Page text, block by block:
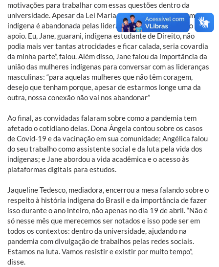
motivações para trabalhar com essas questões dentro da
universidade. Apesar da Lei Maria da Penha nos incluir, a mulher
indígena é abandonada pelas lideranças, pelo Estado e não tem
apoio. Eu, Jane, guarani, indígena estudante de Direito, não
podia mais ver tantas atrocidades e ficar calada, seria covardia
da minha parte”, falou. Além disso, Jane falou da importância da
união das mulheres indígenas para conversar com as lideranças
masculinas: “para aquelas mulheres que não têm coragem,
desejo que tenham porque, apesar de estarmos longe uma da
outra, nossa conexão não vai nos abandonar”
Ao final, as convidadas falaram sobre como a pandemia tem
afetado o cotidiano delas. Dona Ângela contou sobre os casos
de Covid-19 e da vacinação em sua comunidade; Angélica falou
do seu trabalho como assistente social e da luta pela vida dos
indígenas; e Jane abordou a vida acadêmica e o acesso às
plataformas digitais para estudos.
Jaqueline Tedesco, mediadora, encerrou a mesa falando sobre o
respeito à história indígena do Brasil e da importância de fazer
isso durante o ano inteiro, não apenas no dia 19 de abril. “Não é
só nesse mês que merecemos ser notados e isso pode ser em
todos os contextos: dentro da universidade, ajudando na
pandemia com divulgação de trabalhos pelas redes sociais.
Estamos na luta. Vamos resistir e existir por muito tempo”,
disse.